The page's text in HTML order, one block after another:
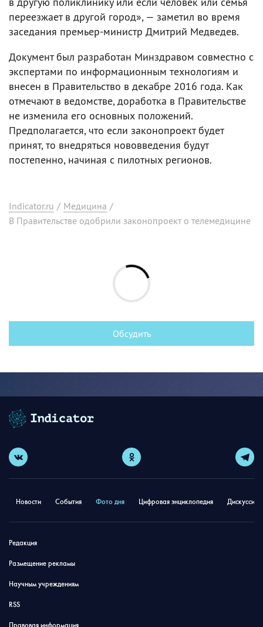
переезжает в другой город», — заметил во время
заседания премьер-министр Дмитрий Медведев.
Документ был разработан Минздравом совместно с
экспертами по информационным технологиям и
внесен в Правительство в декабре 2016 года. Как
отмечают в ведомстве, доработка в Правительстве
не изменила его основных положений.
Предполагается, что если законопроект будет
принят, то внедряться нововведения будут
постепенно, начиная с пилотных регионов.
Indicator.ru / Медицина /
В Правительстве одобрили законопроект о телемедицине
Обсудить
Новости События Фото дня Цифровая энциклопедия
Редакция
Размещение рекламы
Научным учреждениям
RSS
Правовая информация